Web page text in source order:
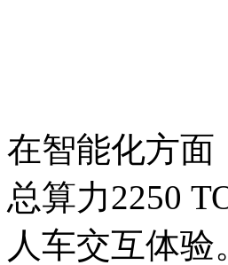
在智能化方面
总算力2250
人车交互体